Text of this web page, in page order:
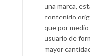
una marca,
contenido
que por
usuario de
mayor